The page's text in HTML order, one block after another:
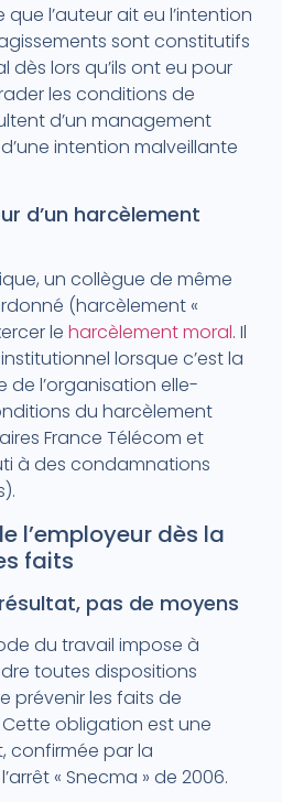
que l’auteur ait eu l’intention
sont constitutifs
lors qu’ils ont eu pour
les conditions de
d’un management
intention malveillante
d’un harcèlement
un collègue de même
(harcèlement «
le harcèlement moral. Il
lorsque c’est la
l’organisation elle-
du harcèlement
France Télécom et
à des condamnations
l’employeur dès la
faits
pas de moyens
du travail impose à
toutes dispositions
prévenir les faits de
obligation est une
confirmée par la
« Snecma » de 2006.